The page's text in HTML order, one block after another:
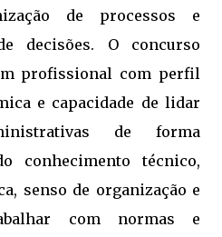
de processos e
decisões. O concurso
profissional com perfil
e capacidade de lidar
de forma
conhecimento técnico,
senso de organização e
com normas e